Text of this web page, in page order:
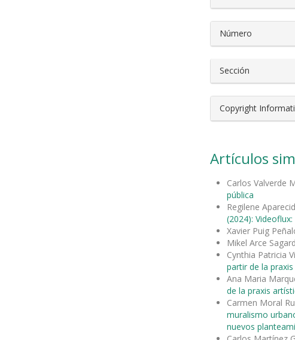
Número
Sección
Copyright
Artículos
Carlos Valverde
pública
Regilene
(2024):
Xavier Puig
Mikel Arce
Cynthia Patricia
partir de la
Ana Maria
de la praxis
Carmen Moral
muralismo
nuevos